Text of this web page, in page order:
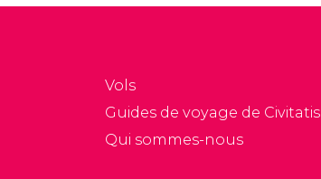
Vols
Guides de voyage de Civitatis
Qui sommes-nous